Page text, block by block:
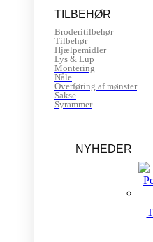
TILBEHØR
Broderitilbehør
Tilbehør
Hjælpemidler
Lys & Lup
Montering
Nåle
Overføring af mønster
Sakse
Syrammer
NYHEDER